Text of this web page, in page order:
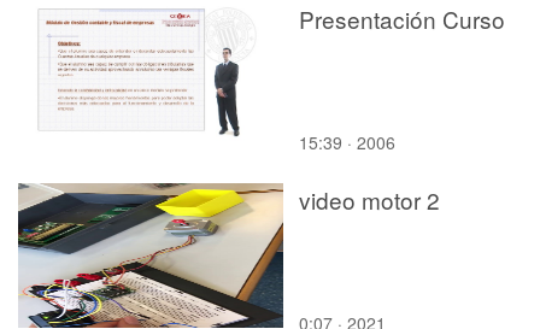
Presentación Curso
15:39 · 2006
video motor 2
0:07 · 2021